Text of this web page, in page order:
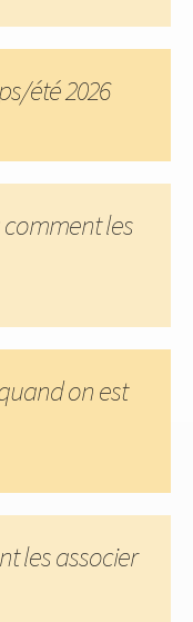
été 2026
les
on est
les associer